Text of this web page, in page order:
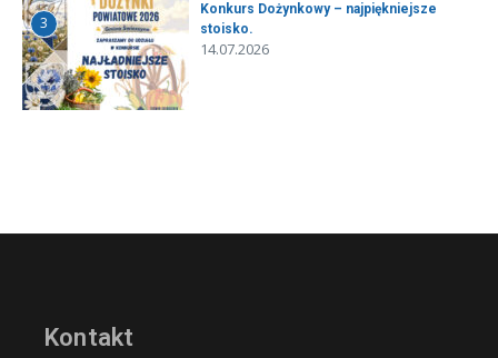
3
Konkurs Dożynkowy – najpiękniejsze
stoisko.
14.07.2026
Kontakt